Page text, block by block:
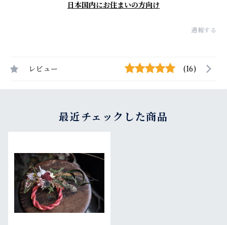
日本国内にお住まいの方向け
通報する
レビュー (16)
最近チェックした商品